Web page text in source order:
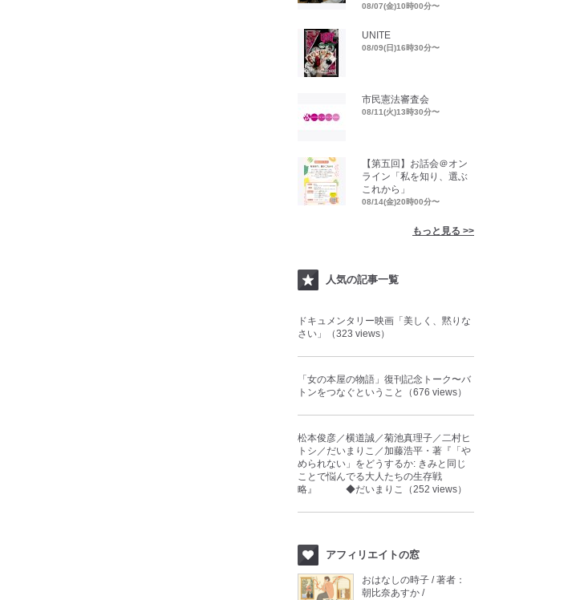
08/07(金)10時00分〜
UNITE
08/09(日)16時30分〜
市民憲法審査会
08/11(火)13時30分〜
【第五回】お話会＠オン
ライン「私を知り、選ぶ
これから」
08/14(金)20時00分〜
もっと見る >>
人気の記事一覧
ドキュメンタリー映画「美しく、黙りな
さい」（323 views）
「女の本屋の物語」復刊記念トーク〜バ
トンをつなぐということ（676 views）
松本俊彦／横道誠／菊池真理子／二村ヒ
トシ／だいまりこ／加藤浩平・著『「や
められない」をどうするか: きみと同じ
ことで悩んでる大人たちの生存戦
略』 ◆だいまりこ（252 views）
アフィリエイトの窓
おはなしの時子 / 著者：
朝比奈あすか /